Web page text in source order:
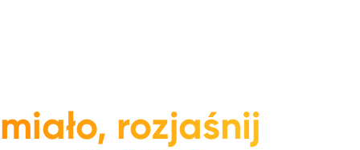
rozjaśnij